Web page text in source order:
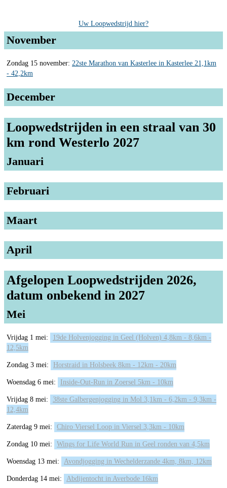
Uw Loopwedstrijd hier?
November
Zondag 15 november: 22ste Marathon van Kasterlee in Kasterlee 21,1km
- 42,2km
December
Loopwedstrijden in een straal van 30
km rond Westerlo 2027
Januari
Februari
Maart
April
Afgelopen Loopwedstrijden 2026,
datum onbekend in 2027
Mei
Vrijdag 1 mei:
19de Holvenjogging in Geel (Holven) 4,8km - 8,6km -
12,5km
Zondag 3 mei: Horstraid in Holsbeek 8km - 12km - 20km
Woensdag 6 mei: Inside-Out-Run in Zoersel 5km - 10km
Vrijdag 8 mei:
38ste Galbergenjogging in Mol 3,1km - 6,2km - 9,3km -
12,4km
Zaterdag 9 mei: Chiro Viersel Loop in Viersel 3,3km - 10km
Zondag 10 mei: Wings for Life World Run in Geel ronden van 4,5km
Woensdag 13 mei: Avondjogging in Wechelderzande 4km, 8km, 12km
Donderdag 14 mei: Abdijentocht in Averbode 16km